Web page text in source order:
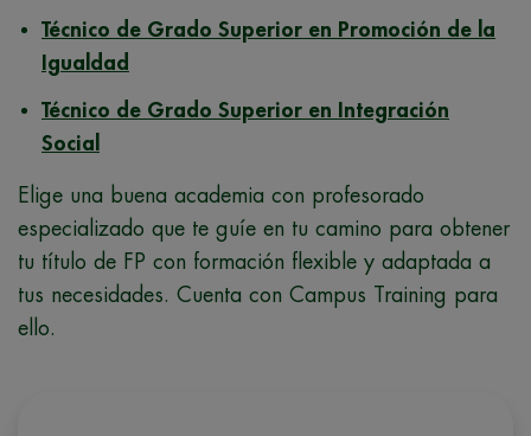
Técnico de Grado Superior en Promoción de la
Igualdad
Técnico de Grado Superior en Integración
Social
Elige una buena academia con profesorado
especializado que te guíe en tu camino para obtener
tu título de FP con formación flexible y adaptada a
tus necesidades. Cuenta con Campus Training para
ello.